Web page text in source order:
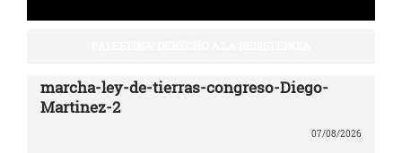
marcha-ley-de-tierras-congreso-Diego-
Martinez-2
07/08/2026